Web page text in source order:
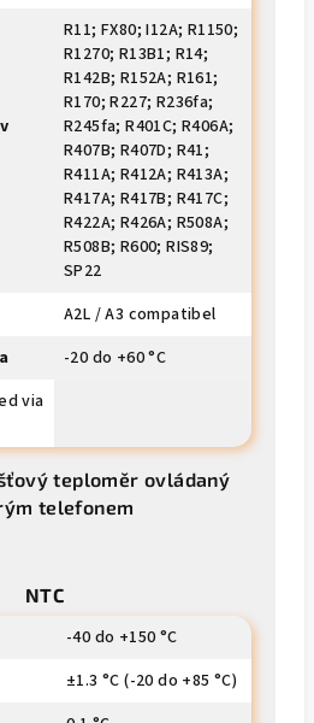
R11; FX80; I12A; R1150;
R1270; R13B1; R14;
R142B; R152A; R161;
R170; R227; R236fa;
R245fa; R401C; R406A;
R407B; R407D; R41;
R411A; R412A; R413A;
R417A; R417B; R417C;
R422A; R426A; R508A;
R508B; R600; RIS89;
SP22
A2L / A3 compatibel
-20 do +60 °C
via
teploměr ovládaný
telefonem
NTC
-40 do +150 °C
±1.3 °C (-20 do +85 °C)